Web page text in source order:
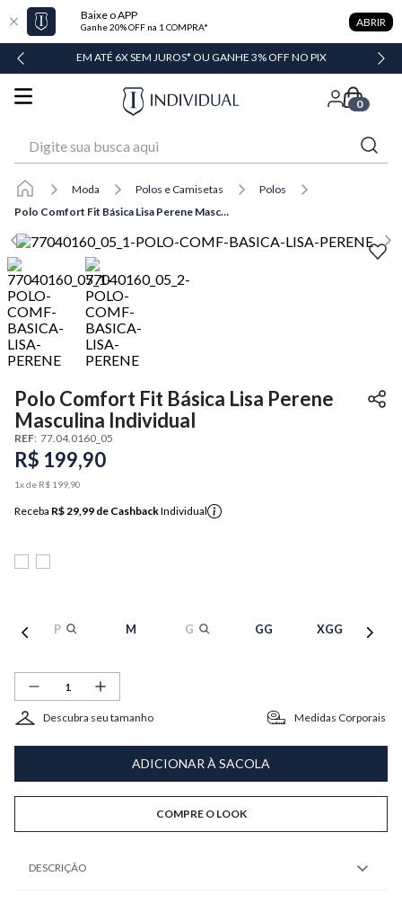
Baixe o APP
Ganhe 20% OFF na 1 COMPRA* ABRIR
EM ATÉ 6X SEM JUROS* OU GANHE 3% OFF NO PIX
0
Moda Polos e Camisetas
Polos
Polo Comfort Fit Básica Lisa Perene Masculina Individual
Polo Comfort Fit Básica Lisa Perene
Masculina Individual
REF: 77.04.0160_05
R$ 199,90
1x de R$ 199 90
Receba R$ 29,99 de CashbackIndividual
P M G GG XGG
Descubra seu tamanho Medidas Corporais
ADICIONAR À SACOLA
COMPRE O LOOK
DESCRIÇÃO